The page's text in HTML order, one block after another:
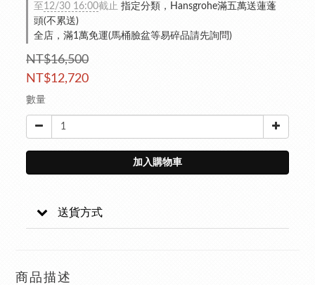
至 12/30 16:00截止 指定分類，Hansgrohe滿五萬送蓮蓬
頭(不累送)
全店，滿1萬免運(馬桶臉盆等易碎品請先詢問)
NT$16,500
NT$12,720
數量
加入購物車
送貨方式
商品描述